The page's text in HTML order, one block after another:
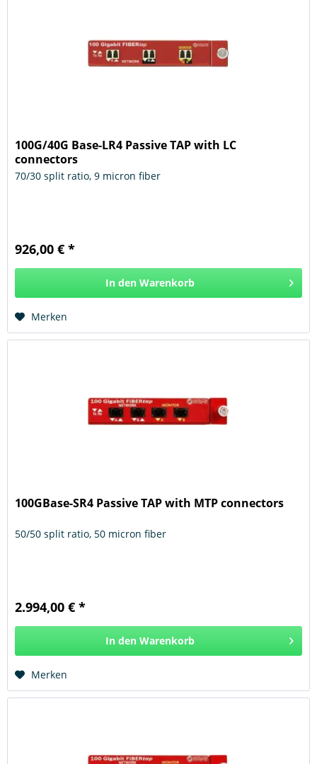
100G/40G Base-LR4 Passive TAP with LC
connectors
70/30 split ratio, 9 micron fiber
926,00 € *
In den Warenkorb
Merken
100GBase-SR4 Passive TAP with MTP connectors
50/50 split ratio, 50 micron fiber
2.994,00 € *
In den Warenkorb
Merken